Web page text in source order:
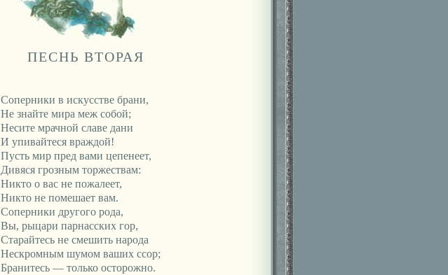
ПЕСНЬ ВТОРАЯ
Соперники в искусстве брани,
Не знайте мира меж собой;
Несите мрачной славе дани
И упивайтеся враждой!
Пусть мир пред вами цепенеет,
Дивяся грозным торжествам:
Никто о вас не пожалеет,
Никто не помешает вам.
Соперники другого рода,
Вы, рыцари парнасских гор,
Старайтесь не смешить народа
Нескромным шумом ваших ссор;
Бранитесь — только осторожно.